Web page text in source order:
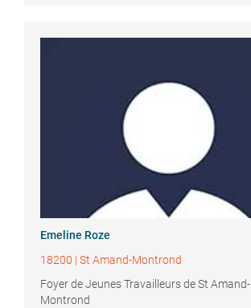
Emeline Roze
18200 | St Amand-Montrond
Foyer de Jeunes Travailleurs de St Amand-
Montrond